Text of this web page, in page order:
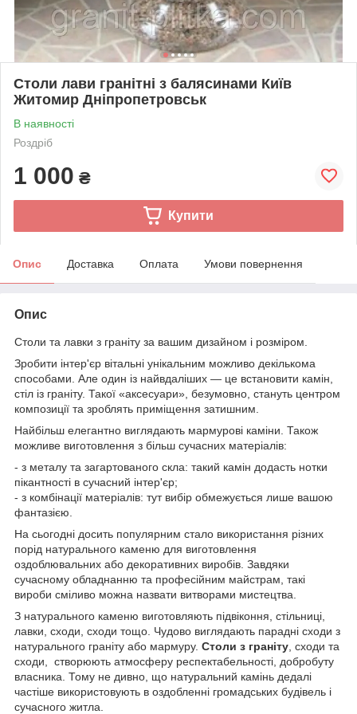
Столи лави гранітні з балясинами Київ
Житомир Дніпропетровськ
В наявності
Роздріб
1 000 ₴
Купити
Опис Доставка Оплата Умови повернення
Опис
Столи та лавки з граніту за вашим дизайном і розміром.
Зробити інтер'єр вітальні унікальним можливо декількома
способами. Але один із найвдаліших — це встановити камін,
стіл із граніту. Такої «аксесуари», безумовно, стануть центром
композиції та зроблять приміщення затишним.
Найбільш елегантно виглядають мармурові каміни. Також
можливе виготовлення з більш сучасних матеріалів:
- з металу та загартованого скла: такий камін додасть нотки
пікантності в сучасний інтер'єр;
- з комбінації матеріалів: тут вибір обмежується лише вашою
фантазією.
На сьогодні досить популярним стало використання різних
порід натурального каменю для виготовлення
оздоблювальних або декоративних виробів. Завдяки
сучасному обладнанню та професійним майстрам, такі
вироби сміливо можна назвати витворами мистецтва.
З натурального каменю виготовляють підвіконня, стільниці,
лавки, сходи, сходи тощо. Чудово виглядають парадні сходи з
натурального граніту або мармуру. Столи з граніту , сходи та
сходи, створюють атмосферу респектабельності, добробуту
власника. Тому не дивно, що натуральний камінь дедалі
частіше використовують в оздобленні громадських будівель і
сучасного житла.